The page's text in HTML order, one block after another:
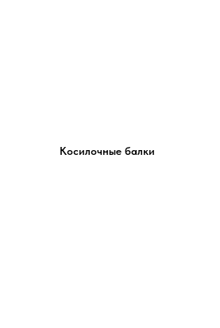
Косилочные балки